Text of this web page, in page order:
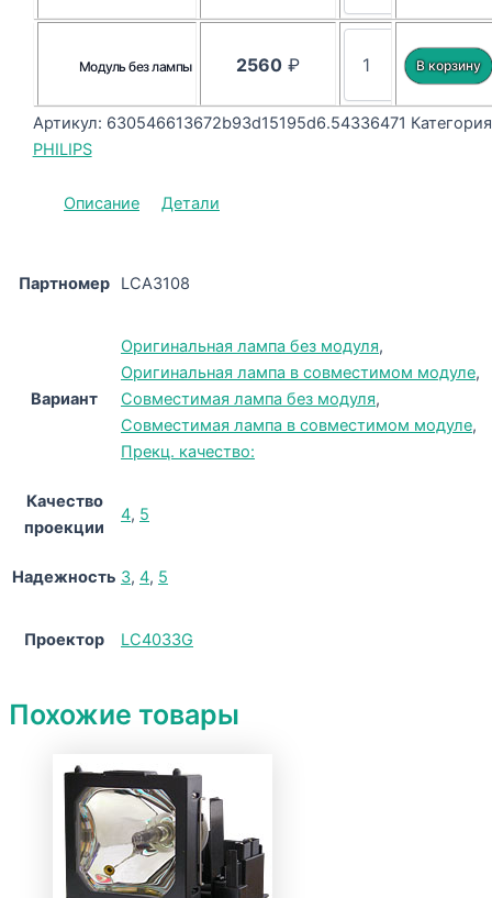
Модуль без лампы 2560₽
Артикул: 630546613672b93d15195d6.54336471
PHILIPS
Описание Детали
Партномер LCA3108
Вариант
Оригинальная лампа без модуля,
Оригинальная лампа в совместимом модуле,
Совместимая лампа без модуля,
Совместимая лампа в совместимом модуле,
Прекц. качество:
Качество
проекции
4, 5
Надежность 3, 4, 5
Проектор LC4033G
Похожие товары